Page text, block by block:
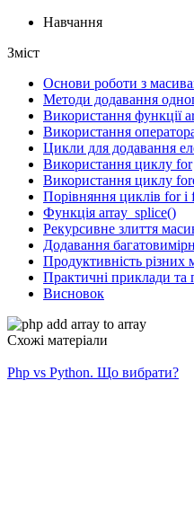
Навчання
Зміст
Основи роботи з
Методи додавання
Використання функції
Використання
Цикли для додавання
Використання циклу for
Використання циклу
Порівняння циклів for і
Функція array_splice()
Рекурсивне злиття
Додавання
Продуктивність різних
Практичні приклади та
Висновок
Схожі матеріали
Php vs Python. Що вибрати?